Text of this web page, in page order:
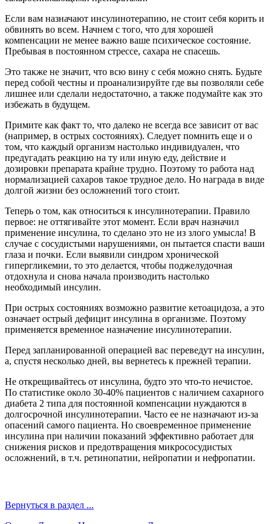
Если вам назначают инсулинотерапию, не стоит себя корить и
обвинять во всем. Начнем с того, что для хорошей
компенсации не менее важно ваше психическое состояние.
Пребывая в постоянном стрессе, сахара не спасешь.
Это также не значит, что всю вину с себя можно снять. Будьте
перед собой честны и проанализируйте где вы позволяли себе
лишнее или сделали недостаточно, а также подумайте как это
избежать в будущем.
Примите как факт то, что далеко не всегда все зависит от вас
(например, в острых состояниях). Следует помнить еще и о
том, что каждый организм настолько индивидуален, что
предугадать реакцию на ту или иную еду, действие и
дозировки препарата крайне трудно. Поэтому то работа над
нормализацией сахаров такое трудное дело. Но награда в виде
долгой жизни без осложнений того стоит.
Теперь о том, как относиться к инсулинотерапии. Правило
первое: не оттягивайте этот момент. Если врач назначил
применение инсулина, то сделано это не из злого умысла! В
случае с сосудистыми нарушениями, он пытается спасти ваши
глаза и почки. Если выявили синдром хронической
гипергликемии, то это делается, чтобы поджелудочная
отдохнула и снова начала производить настолько
необходимый инсулин.
При острых состояниях возможно развитие кетоацидоза, а это
означает острый дефицит инсулина в организме. Поэтому
применяется временное назначение инсулинотерапии.
Перед запланированной операцией вас переведут на инсулин,
а, спустя несколько дней, вы вернетесь к прежней терапии.
Не открещивайтесь от инсулина, будто это что-то нечистое.
По статистике около 30-40% пациентов с наличием сахарного
диабета 2 типа для постоянной компенсации нуждаются в
долгосрочной инсулинотерапии. Часто ее не назначают из-за
опасений самого пациента. Но своевременное применение
инсулина при наличии показаний эффективно работает для
снижения рисков и предотвращения микрососудистых
осложнений, в т.ч. ретинопатии, нейропатии и нефропатии.
Вернуться в раздел ...